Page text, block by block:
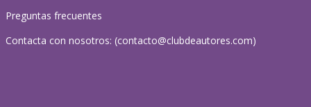
Preguntas frecuentes
Contacta con nosotros: (contacto@clubdeautores.com)